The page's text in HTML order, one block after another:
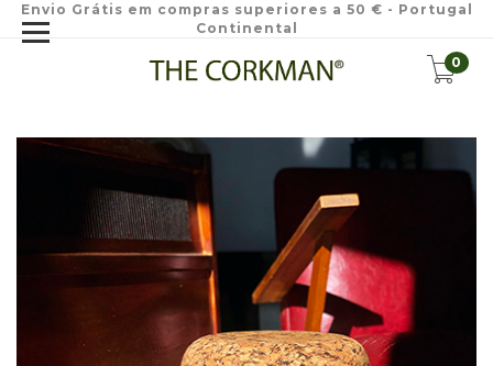
Envio Grátis em compras superiores a 50 € - Portugal
Continental
0